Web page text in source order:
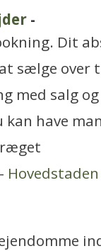
-
Dit
sælge over
med salg
have
Hovedstaden